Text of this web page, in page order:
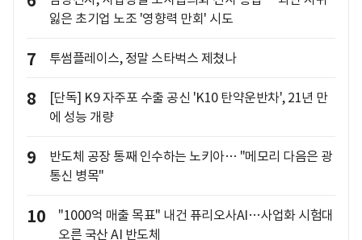
잃은 초기업 노조 '영향력 만회' 시도
7 투썸플레이스, 정말 스타벅스 제쳤나
8
[단독] K9 자주포 수출 공신 'K10 탄약운반차', 21년 만
에 성능 개량
9
반도체 공장 통째 인수하는 노키아… "메모리 다음은 광
통신 병목"
10
"1000억 매출 목표" 내건 퓨리오사AI…사업화 시험대
오른 국산 AI 반도체